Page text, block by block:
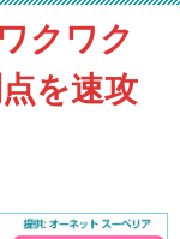
クワク
を速攻